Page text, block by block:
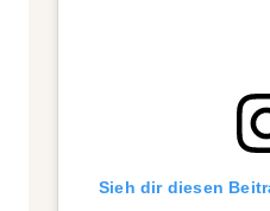
Sieh dir diesen